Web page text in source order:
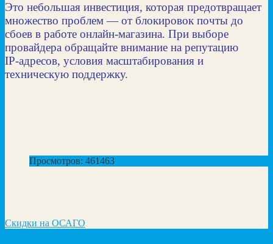
Это небольшая инвестиция, которая предотвращает
множество проблем — от блокировок почты до
сбоев в работе онлайн‑магазина. При выборе
провайдера обращайте внимание на репутацию
IP‑адресов, условия масштабирования и
техническую поддержку.
Просмотров: 461463
Скидки на ОСАГО